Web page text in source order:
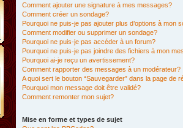
Comment ajouter une signature à mes messages?
Comment créer un sondage?
Pourquoi ne puis-je pas ajouter plus d’options à mon
Comment modifier ou supprimer un sondage?
Pourquoi ne puis-je pas accéder à un forum?
Pourquoi ne puis-je pas joindre des fichiers à mon
Pourquoi ai-je reçu un avertissement?
Comment rapporter des messages à un modérateur?
A quoi sert le bouton “Sauvegarder” dans la page de
Pourquoi mon message doit être validé?
Comment remonter mon sujet?
Mise en forme et types de sujet